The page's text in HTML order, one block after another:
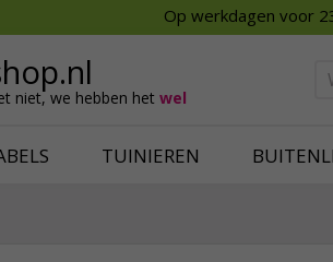
Op werkdagen voor
niet, we hebben het wel
TUINIEREN
Verfbenodigdheden
Behangbenodigdheden
Ventilatie